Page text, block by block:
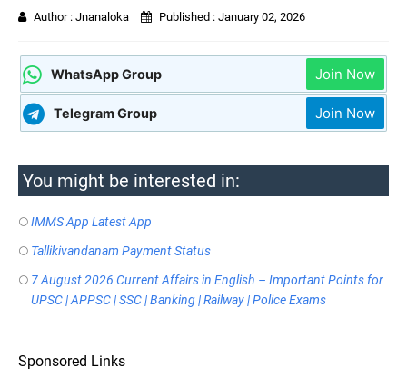
Author : Jnanaloka Published : January 02, 2026
WhatsApp Group Join Now
Telegram Group Join Now
You might be interested in:
IMMS App Latest App
Tallikivandanam Payment Status
7 August 2026 Current Affairs in English – Important Points for
UPSC | APPSC | SSC | Banking | Railway | Police Exams
Sponsored Links